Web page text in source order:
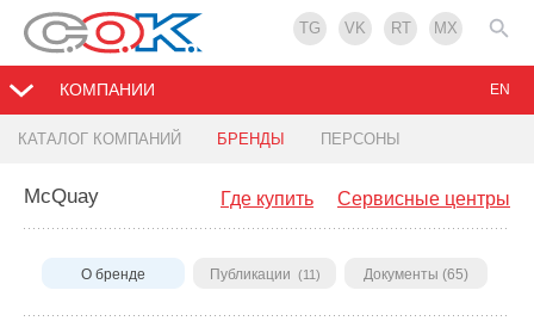
TG VK RT MX
КОМПАНИИ
КАТАЛОГ КОМПАНИЙ БРЕНДЫ ПЕРСОНЫ
EN
Сервисные центры
Где купить
McQuay
О бренде Публикации (11) Документы (65)